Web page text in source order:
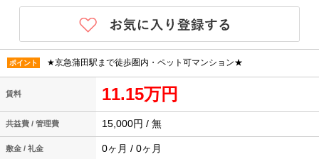
ポイント ★京急蒲田駅まで徒歩圏内・ペット可マンション★
賃料 11.15万円
共益費 / 管理費 15,000円 / 無
敷金 / 礼金 0ヶ月 / 0ヶ月